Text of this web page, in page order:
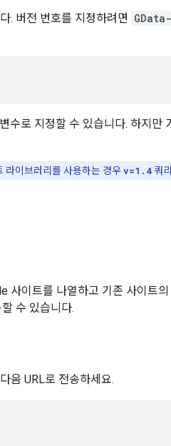
. 버전 번호를 지정하려면
수로 지정할 수 있습니다. 하지만
라이브러리를 사용하는 경우v=1.4쿼
사이트를 나열하고 기존 사이트
수 있습니다.
음 URL로 전송하세요.